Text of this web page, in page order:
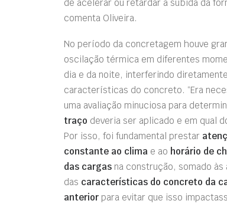
de acelerar ou retardar a subida da
comenta Oliveira.
No período da concretagem houve
oscilação térmica em diferentes
dia e da noite, interferindo
características do concreto. “Era
uma avaliação minuciosa para
traço deveria ser aplicado e em qual
Por isso, foi fundamental prestar
constante ao clima e ao horário de
das cargas na construção, somado às
das características do concreto da
anterior para evitar que isso